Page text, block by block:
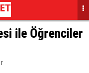
ile Öğrenciler